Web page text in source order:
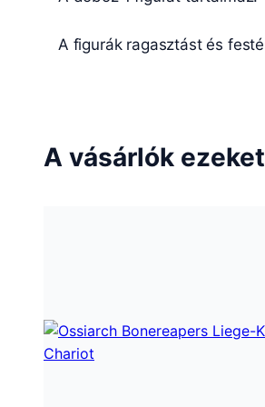
A figurák ragasztást és
A vásárlók